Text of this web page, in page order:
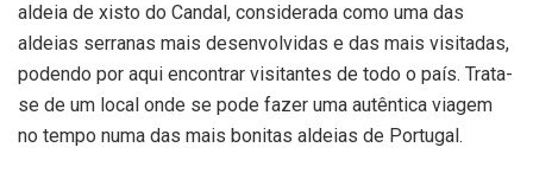
aldeia de xisto do Candal, considerada como uma das
aldeias serranas mais desenvolvidas e das mais visitadas,
podendo por aqui encontrar visitantes de todo o país. Trata-
se de um local onde se pode fazer uma autêntica viagem
no tempo numa das mais bonitas aldeias de Portugal.